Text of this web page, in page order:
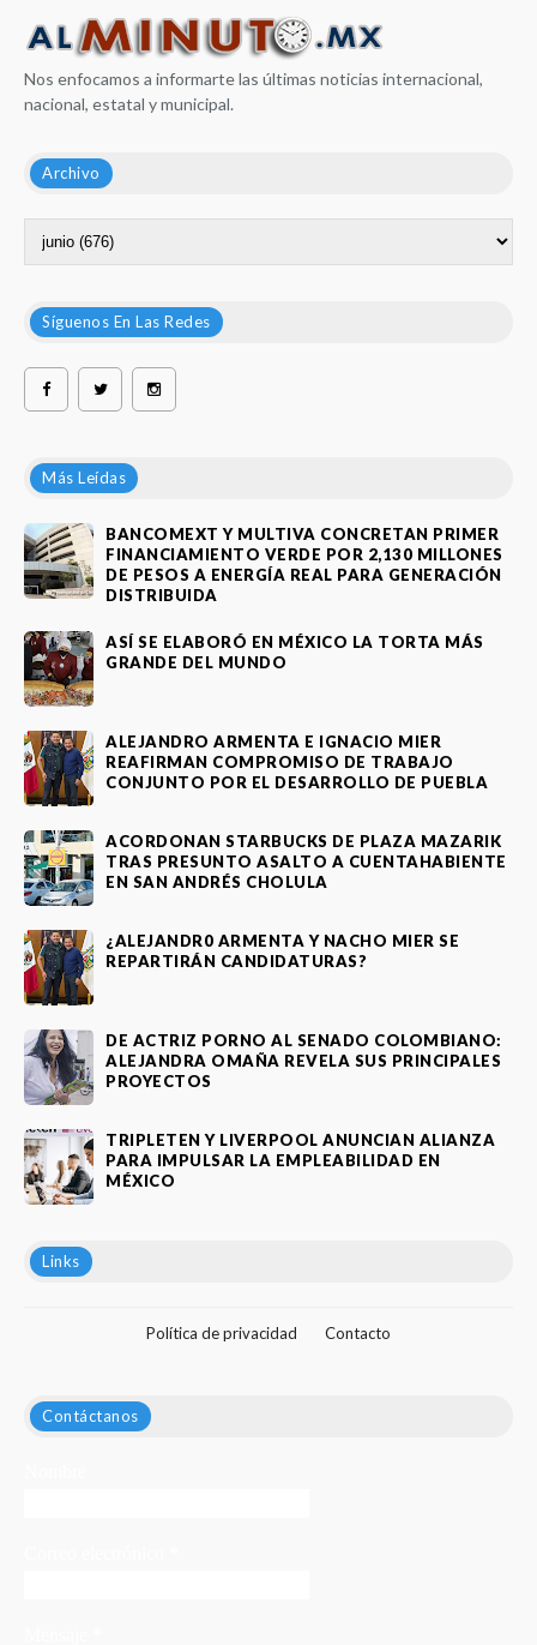
Nos enfocamos a informarte las últimas noticias internacional,
nacional, estatal y municipal.
Archivo
Síguenos En Las Redes
Más Leídas
BANCOMEXT Y MULTIVA CONCRETAN PRIMER
FINANCIAMIENTO VERDE POR 2,130 MILLONES
DE PESOS A ENERGÍA REAL PARA GENERACIÓN
DISTRIBUIDA
ASÍ SE ELABORÓ EN MÉXICO LA TORTA MÁS
GRANDE DEL MUNDO
ALEJANDRO ARMENTA E IGNACIO MIER
REAFIRMAN COMPROMISO DE TRABAJO
CONJUNTO POR EL DESARROLLO DE PUEBLA
ACORDONAN STARBUCKS DE PLAZA MAZARIK
TRAS PRESUNTO ASALTO A CUENTAHABIENTE
EN SAN ANDRÉS CHOLULA
¿ALEJANDR0 ARMENTA Y NACHO MIER SE
REPARTIRÁN CANDIDATURAS?
DE ACTRIZ PORNO AL SENADO COLOMBIANO:
ALEJANDRA OMAÑA REVELA SUS PRINCIPALES
PROYECTOS
TRIPLETEN Y LIVERPOOL ANUNCIAN ALIANZA
PARA IMPULSAR LA EMPLEABILIDAD EN
MÉXICO
Links
Política de privacidad Contacto
Contáctanos